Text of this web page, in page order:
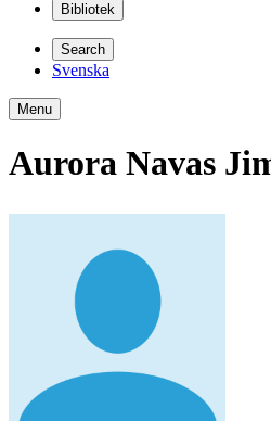
Bibliotek
Search
Svenska
Menu
Aurora Navas